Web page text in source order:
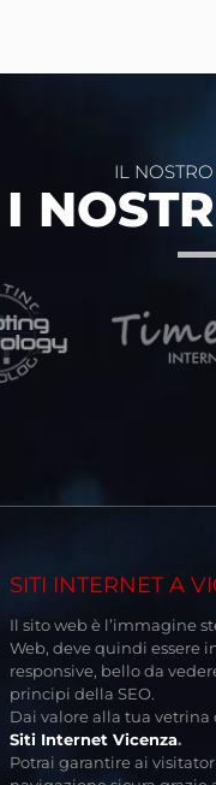
IL NOSTRO
I
SITI INTERNET A
Il sito web è l’immagine
Web, deve quindi essere
responsive, bello da
principi della SEO.
Dai valore alla tua
Siti Internet Vicenza.
Potrai garantire ai